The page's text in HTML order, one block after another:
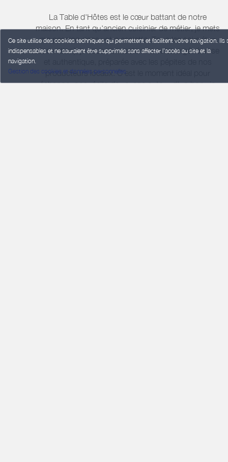
Ce site utilise des cookies techniques qui permettent et facilitent votre navigation. Ils
indispensables et ne sauraient être supprimés sans affecter l’accès au site et la
navigation.
Gestion des cookies et données personnelles
La Table d'Hôtes est le cœur battant de notre
maison. En tant qu'ancien cuisinier de métier, je mets
ma passion dans votre assiette. Tous les soirs (sur
réservation), je vous concocte une cuisine généreuse
producteurs locaux. C’est le moment idéal pour
échanger nos récits de voyage autour d'un bon vin